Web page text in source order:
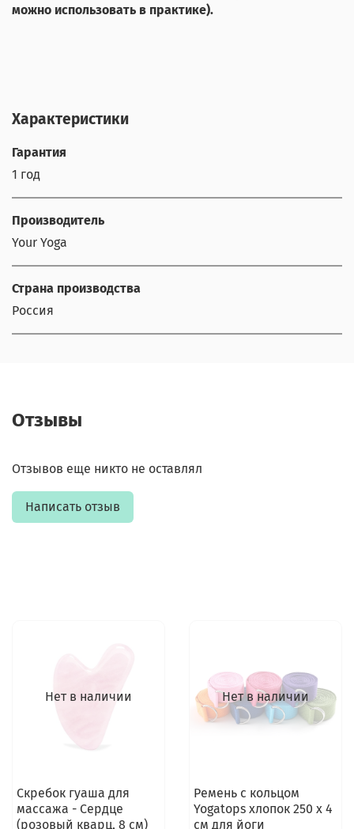
можно использовать в практике).
Характеристики
Гарантия
1 год
Производитель
Your Yoga
Страна производства
Россия
Отзывы
Отзывов еще никто не оставлял
Написать отзыв
Нет в наличии
Скребок гуаша для
массажа - Сердце
(розовый кварц, 8 см)
Нет в наличии
Ремень с кольцом
Yogatops хлопок 250 х 4
см для йоги